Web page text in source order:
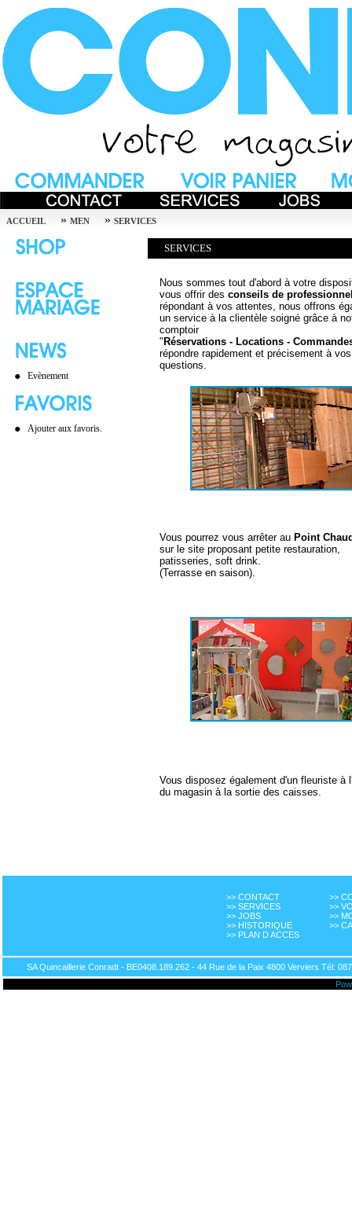
ACCUEIL » MEN » SERVICES
Evènement
Ajouter aux favoris.
SERVICES
Nous sommes tout d'abord à votre
vous offrir des conseils de
répondant à vos attentes, nous offrons
un service à la clientèle soigné grâce à
comptoir
" Réservations - Locations -
répondre rapidement et précisement à vos
questions.
Vous pourrez vous arrêter au Point
sur le site proposant petite restauration,
patisseries, soft drink.
(Terrasse en saison).
Vous disposez également d'un fleuriste à
du magasin à la sortie des caisses.
>> CONTACT
>> SERVICES
>> JOBS
>> HISTORIQUE
>> PLAN D ACCES
>>
>>
>>
>>
SA Quincaillerie Conradt - BE0408.189.262 - 44 Rue de la Paix 4800 Verviers Tél: